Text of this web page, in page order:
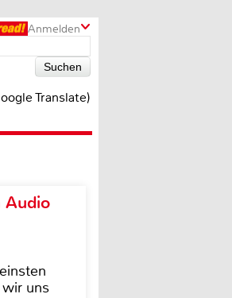
Anmelden
Translate)
Audio
uns